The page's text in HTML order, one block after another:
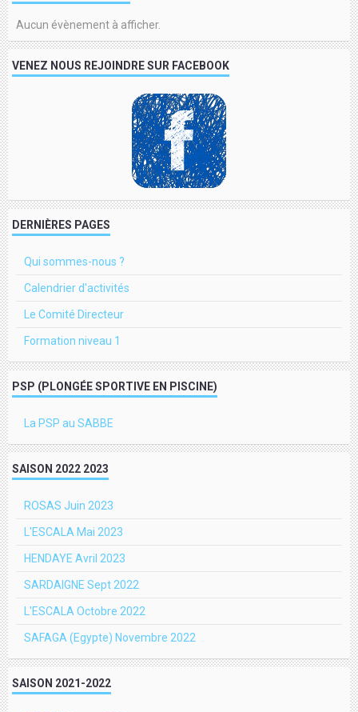
Aucun évènement à afficher.
VENEZ NOUS REJOINDRE SUR FACEBOOK
DERNIÈRES PAGES
Qui sommes-nous ?
Calendrier d'activités
Le Comité Directeur
Formation niveau 1
PSP (PLONGÉE SPORTIVE EN PISCINE)
La PSP au SABBE
SAISON 2022 2023
ROSAS Juin 2023
L'ESCALA Mai 2023
HENDAYE Avril 2023
SARDAIGNE Sept 2022
L'ESCALA Octobre 2022
SAFAGA (Egypte) Novembre 2022
SAISON 2021-2022